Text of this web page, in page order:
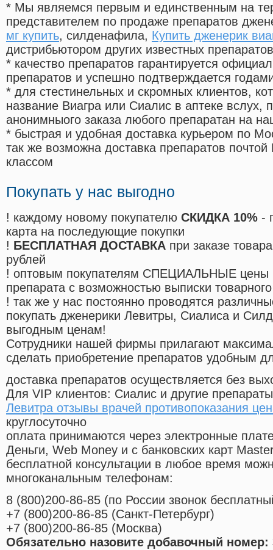
* Мы являемся первым и единственным на
представителем по продаже препаратов
мг купить, силденафила, Купить дженерик
дистрибьютором других известных препаратов
* качество препаратов гарантируется
препаратов и успешно подтверждается
* для стестинельных и скромных клиентов,
название Виагра или Сиалис в аптеке вслух,
анонимныого заказа любого препаратан на
* быстрая и удобная доставка курьером по
так же возможна доставка препаратов
классом
Покупать у нас выгодно
! каждому новому покупателю СКИДКА 10% -
карта на последующие покупки
! БЕСПЛАТНАЯ ДОСТАВКА при заказе
рублей
! оптовым покупателям СПЕЦИАЛЬНЫЕ цены
препарата с возможностью выписки
! так же у нас постоянно проводятся
покупать дженерики Левитры, Сиалиса и
выгодным ценам!
Cотрудники нашей фирмы прилагают
сделать приобретение препаратов удобным
доставка препаратов осуществляется без
Для VIP клиентов: Сиалис и другие
Левитра отзывы врачей противопоказания
круглосуточно
оплата принимаются через электронные
Деньги, Web Money и с банковских карт
бесплатной консультации в любое время
многоканальным телефонам:
8 (800)200-86-85 (по России звонок
+7 (800)200-86-85 (Санкт-Петербург)
+7 (800)200-86-85 (Москва)
Обязательно назовите добавочный номер: